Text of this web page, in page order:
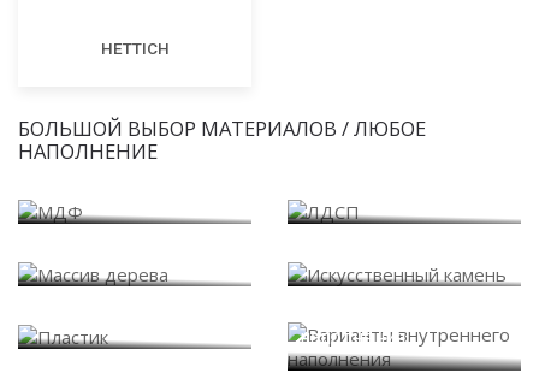
HETTICH
БОЛЬШОЙ ВЫБОР МАТЕРИАЛОВ / ЛЮБОЕ
НАПОЛНЕНИЕ
наполнения